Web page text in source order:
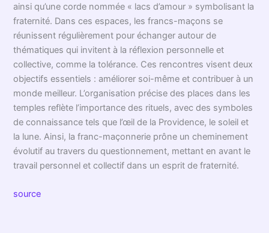
ainsi qu’une corde nommée « lacs d’amour » symbolisant la
fraternité. Dans ces espaces, les francs-maçons se
réunissent régulièrement pour échanger autour de
thématiques qui invitent à la réflexion personnelle et
collective, comme la tolérance. Ces rencontres visent deux
objectifs essentiels : améliorer soi-même et contribuer à un
monde meilleur. L’organisation précise des places dans les
temples reflète l’importance des rituels, avec des symboles
de connaissance tels que l’œil de la Providence, le soleil et
la lune. Ainsi, la franc-maçonnerie prône un cheminement
évolutif au travers du questionnement, mettant en avant le
travail personnel et collectif dans un esprit de fraternité.
source